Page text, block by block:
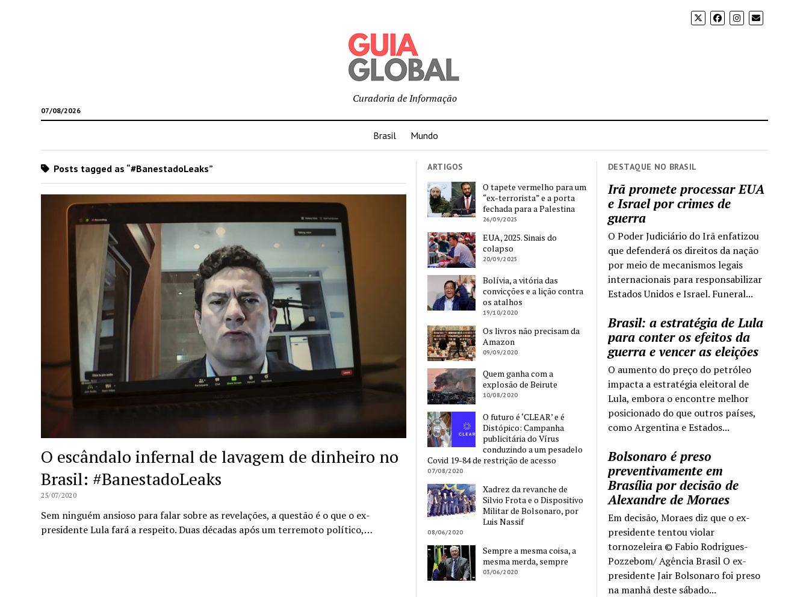
07/08/2026
Curadoria de Informação
Brasil Mundo
DESTAQUE NO BRASIL
Irã promete processar EUA
e Israel por crimes de
guerra
O Poder Judiciário do Irã enfatizou
que defenderá os direitos da nação
por meio de mecanismos legais
internacionais para responsabilizar
Estados Unidos e Israel. Funeral...
Brasil: a estratégia de Lula
para conter os efeitos da
guerra e vencer as eleições
O aumento do preço do petróleo
impacta a estratégia eleitoral de
Lula, embora o encontre melhor
posicionado do que outros países,
como Argentina e Estados...
Bolsonaro é preso
preventivamente em
Brasília por decisão de
Alexandre de Moraes
Em decisão, Moraes diz que o ex-
presidente tentou violar
tornozeleira © Fabio Rodrigues-
Pozzebom/ Agência Brasil O ex-
presidente Jair Bolsonaro foi preso
na manhã deste sábado...
Posts tagged as “#BanestadoLeaks”
O escândalo infernal de lavagem de dinheiro no
Brasil: #BanestadoLeaks
25/07/2020
Sem ninguém ansioso para falar sobre as revelações, a questão é o que o ex-
presidente Lula fará a respeito. Duas décadas após um terremoto político,…
ARTIGOS
O tapete vermelho para um
“ex-terrorista” e a porta
fechada para a Palestina
26/09/2025
EUA, 2025. Sinais do
colapso
20/09/2025
Bolívia, a vitória das
convicções e a lição contra
os atalhos
19/10/2020
Os livros não precisam da
Amazon
09/09/2020
Quem ganha com a
explosão de Beirute
10/08/2020
O futuro é ‘CLEAR’ e é
Distópico: Campanha
publicitária do Vírus
conduzindo a um pesadelo
Covid 19-84 de restrição de acesso
07/08/2020
Xadrez da revanche de
Silvio Frota e o Dispositivo
Militar de Bolsonaro, por
Luis Nassif
08/06/2020
Sempre a mesma coisa, a
mesma merda, sempre
03/06/2020